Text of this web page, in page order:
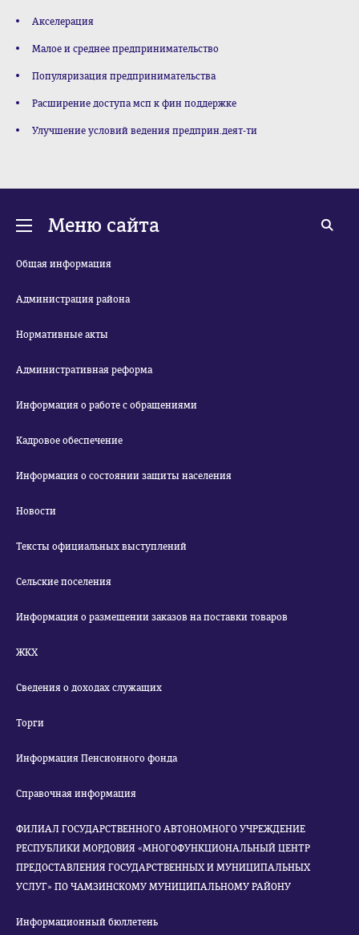
Акселерация
Малое и среднее предпринимательство
Популяризация предпринимательства
Расширение доступа мсп к фин поддержке
Улучшение условий ведения предприн.деят-ти
Меню сайта
Общая информация
Администрация района
Нормативные акты
Административная реформа
Информация о работе с обращениями
Кадровое обеспечение
Информация о состоянии защиты населения
Новости
Тексты официальных выступлений
Сельские поселения
Информация о размещении заказов на поставки товаров
ЖКХ
Сведения о доходах служащих
Торги
Информация Пенсионного фонда
Справочная информация
ФИЛИАЛ ГОСУДАРСТВЕННОГО АВТОНОМНОГО УЧРЕЖДЕНИЕ
РЕСПУБЛИКИ МОРДОВИЯ «МНОГОФУНКЦИОНАЛЬНЫЙ ЦЕНТР
ПРЕДОСТАВЛЕНИЯ ГОСУДАРСТВЕННЫХ И МУНИЦИПАЛЬНЫХ
УСЛУГ» ПО ЧАМЗИНСКОМУ МУНИЦИПАЛЬНОМУ РАЙОНУ
Информационный бюллетень